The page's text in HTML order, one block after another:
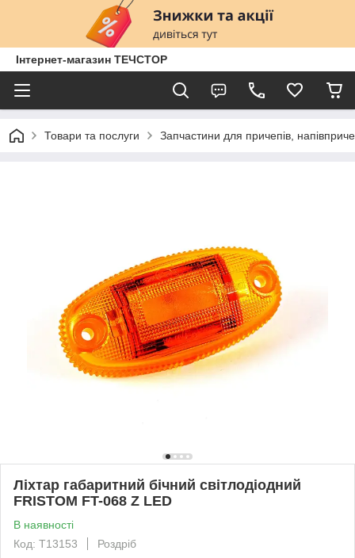
Інтернет-магазин ТЕЧСТОР
Товари та послуги Запчастини для причепів,
Ліхтар габаритний бічний світлодіодний
FRISTOM FT-068 Z LED
В наявності
Код: T13153
Роздріб